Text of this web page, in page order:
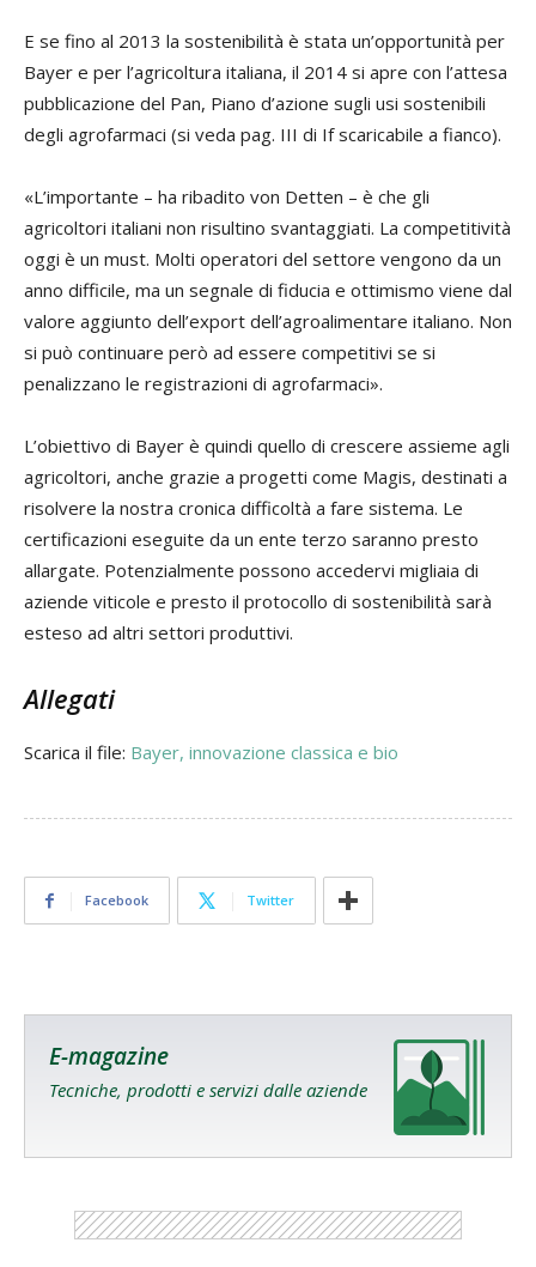
E se fino al 2013 la sostenibilità è stata un’opportunità per
Bayer e per l’agricoltura italiana, il 2014 si apre con l’attesa
pubblicazione del Pan, Piano d’azione sugli usi sostenibili
degli agrofarmaci (si veda pag. III di If scaricabile a fianco).
«L’importante – ha ribadito von Detten – è che gli
agricoltori italiani non risultino svantaggiati. La competitività
oggi è un must. Molti operatori del settore vengono da un
anno difficile, ma un segnale di fiducia e ottimismo viene dal
valore aggiunto dell’export dell’agroalimentare italiano. Non
si può continuare però ad essere competitivi se si
penalizzano le registrazioni di agrofarmaci».
L’obiettivo di Bayer è quindi quello di crescere assieme agli
agricoltori, anche grazie a progetti come Magis, destinati a
risolvere la nostra cronica difficoltà a fare sistema. Le
certificazioni eseguite da un ente terzo saranno presto
allargate. Potenzialmente possono accedervi migliaia di
aziende viticole e presto il protocollo di sostenibilità sarà
esteso ad altri settori produttivi.
Allegati
Scarica il file: Bayer, innovazione classica e bio
Facebook Twitter
E-magazine
Tecniche, prodotti e servizi dalle aziende